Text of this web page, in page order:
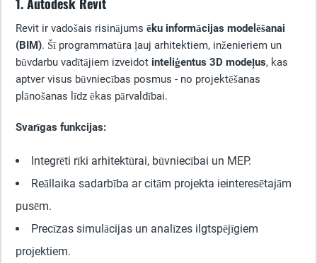
Revit ir vadošais risinājums ēku informācijas modelēšanai
(BIM). Šī programmatūra ļauj arhitektiem, inženieriem un
būvdarbu vadītājiem izveidot inteliģentus 3D modeļus, kas
aptver visus būvniecības posmus - no projektēšanas
plānošanas līdz ēkas pārvaldībai.
Svarīgas funkcijas:
Integrēti rīki arhitektūrai, būvniecībai un MEP.
Reāllaika sadarbība ar citām projekta ieinteresētajām
pusēm.
Precīzas simulācijas un analīzes ilgtspējīgiem
projektiem.